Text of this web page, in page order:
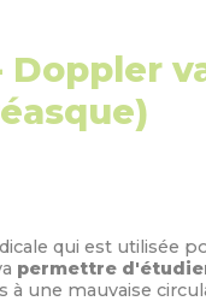
Doppler
qui est utilisée
permettre
une mauvaise